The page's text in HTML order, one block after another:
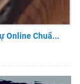
Online Chuẩ...